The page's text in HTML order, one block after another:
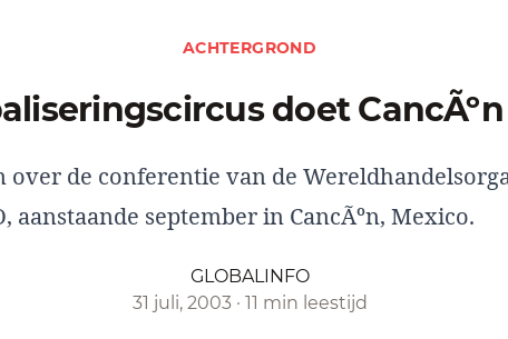
ACHTERGROND
doet
over de conferentie van de
aanstaande september in CancÃºn, Mexico.
GLOBALINFO
31 juli, 2003 · 11 min leestijd